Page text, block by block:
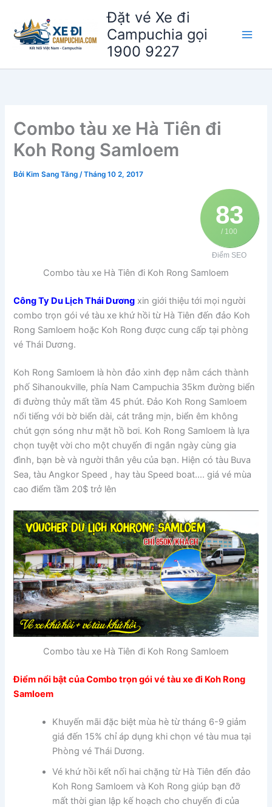
Đặt vé Xe đi
Campuchia gọi
1900 9227
Combo tàu xe Hà Tiên đi
Koh Rong Samloem
Bởi Kim Sang Tăng/Tháng 10 2, 2017
83
/ 100
Điểm SEO
Combo tàu xe Hà Tiên đi Koh Rong Samloem
Công Ty Du Lịch Thái Dương xin giới thiệu tới mọi người
combo trọn gói vé tàu xe khứ hồi từ Hà Tiên đến đảo Koh
Rong Samloem hoặc Koh Rong được cung cấp tại phòng
vé Thái Dương.
Koh Rong Samloem là hòn đảo xinh đẹp nằm cách thành
phố Sihanoukville, phía Nam Campuchia 35km đường biển
đi đường thủy mất tầm 45 phút. Đảo Koh Rong Samloem
nổi tiếng với bờ biển dài, cát trắng mịn, biển êm không
chút gợn sóng như mặt hồ bơi. Koh Rong Samloem là lựa
chọn tuyệt vời cho một chuyến đi ngắn ngày cùng gia
đình, bạn bè và người thân yêu của bạn. Hiện có tàu Buva
Sea, tàu Angkor Speed , hay tàu Speed boat…. giá vé mùa
cao điểm tầm 20$ trở lên
Combo tàu xe Hà Tiên đi Koh Rong Samloem
Điểm nổi bật của Combo trọn gói vé tàu xe đi Koh Rong
Samloem
Khuyến mãi đặc biệt mùa hè từ tháng 6-9 giảm
giá đến 15% chỉ áp dụng khi chọn vé tàu mua tại
Phòng vé Thái Dương.
Vé khứ hồi kết nối hai chặng từ Hà Tiên đến đảo
Koh Rong Samloem và Koh Rong giúp bạn đỡ
mất thời gian lập kế hoạch cho chuyến đi của